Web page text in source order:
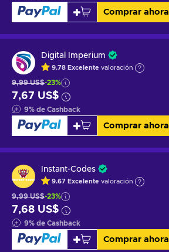
Comprar ahora
Digital Imperium
9.78 Excelente valoración
9,99 US$-23%
7,67 US$
9% de Cashback
Comprar ahora
Instant-Codes
9.67 Excelente valoración
9,99 US$-23%
7,68 US$
9% de Cashback
Comprar ahora